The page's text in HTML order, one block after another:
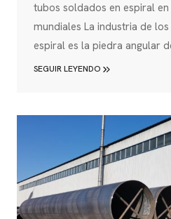
tubos soldados en espiral
mundiales La industria de
espiral es la piedra angular
infraestructuras modernas,
agua. Estos componentes
experimentado una notable
inicios, transformándose de
rudimentarios a sofisticados...
SEGUIR LEYENDO